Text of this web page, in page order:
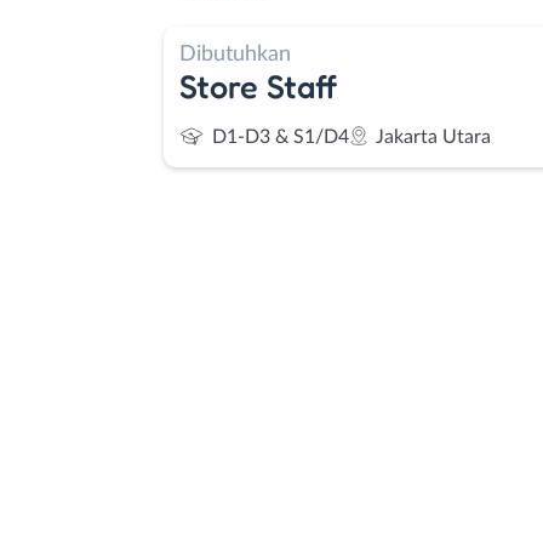
Dibutuhkan
Store Staff
D1-D3 & S1/D4 Jakarta Utara